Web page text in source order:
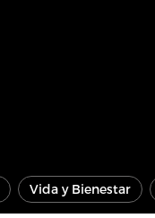
Vida y Bienestar